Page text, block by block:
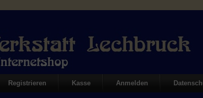
Registrieren Kasse Anmelden